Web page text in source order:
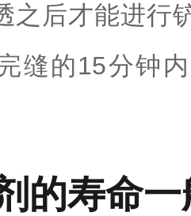
之后才能进行
缝的15分钟
的寿命